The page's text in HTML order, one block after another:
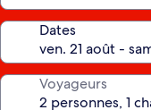
Dates
Voyageurs